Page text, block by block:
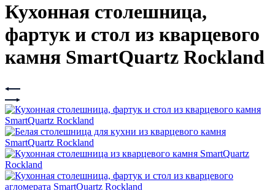
Кухонная столешница,
фартук и стол из кварцевого
камня SmartQuartz Rockland